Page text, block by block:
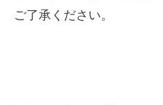
ご了承ください。